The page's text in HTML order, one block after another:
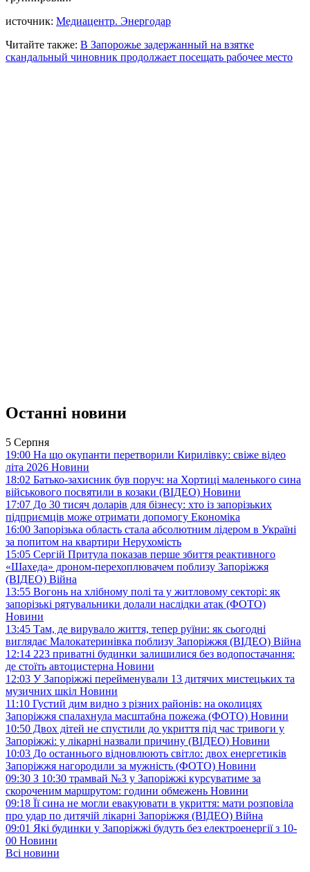
источник: Медиацентр. Энергодар
Читайте также: В Запорожье задержанный на взятке
скандальный чиновник продолжает посещать рабочее место
Останні новини
5 Серпня
19:00 На що окупанти перетворили Кирилівку: свіже відео
літа 2026 Новини
18:02 Батько-захисник був поруч: на Хортиці маленького сина
військового посвятили в козаки (ВІДЕО) Новини
17:07 До 30 тисяч доларів для бізнесу: хто із запорізьких
підприємців може отримати допомогу Економіка
16:00 Запорізька область стала абсолютним лідером в Україні
за попитом на квартири Нерухомість
15:05 Сергій Притула показав перше збиття реактивного
«Шахеда» дроном-перехоплювачем поблизу Запоріжжя
(ВІДЕО) Війна
13:55 Вогонь на хлібному полі та у житловому секторі: як
запорізькі рятувальники долали наслідки атак (ФОТО)
Новини
13:45 Там, де вирувало життя, тепер руїни: як сьогодні
виглядає Малокатеринівка поблизу Запоріжжя (ВІДЕО) Війна
12:14 223 приватні будинки залишилися без водопостачання:
де стоїть автоцистерна Новини
12:03 У Запоріжжі перейменували 13 дитячих мистецьких та
музичних шкіл Новини
11:10 Густий дим видно з різних районів: на околицях
Запоріжжя спалахнула масштабна пожежа (ФОТО) Новини
10:50 Двох дітей не спустили до укриття під час тривоги у
Запоріжжі: у лікарні назвали причину (ВІДЕО) Новини
10:03 До останнього відновлюють світло: двох енергетиків
Запоріжжя нагородили за мужність (ФОТО) Новини
09:30 З 10:30 трамвай №3 у Запоріжжі курсуватиме за
скороченим маршрутом: години обмежень Новини
09:18 Її сина не могли евакуювати в укриття: мати розповіла
про удар по дитячій лікарні Запоріжжя (ВІДЕО) Війна
09:01 Які будинки у Запоріжжі будуть без електроенергії з 10-
00 Новини
Всі новини